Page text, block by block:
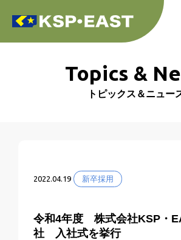
Topics &
トピックス＆ニュー
2022.04.19 新卒採用
令和4年度 株式会社KSP・
社 入社式を挙行